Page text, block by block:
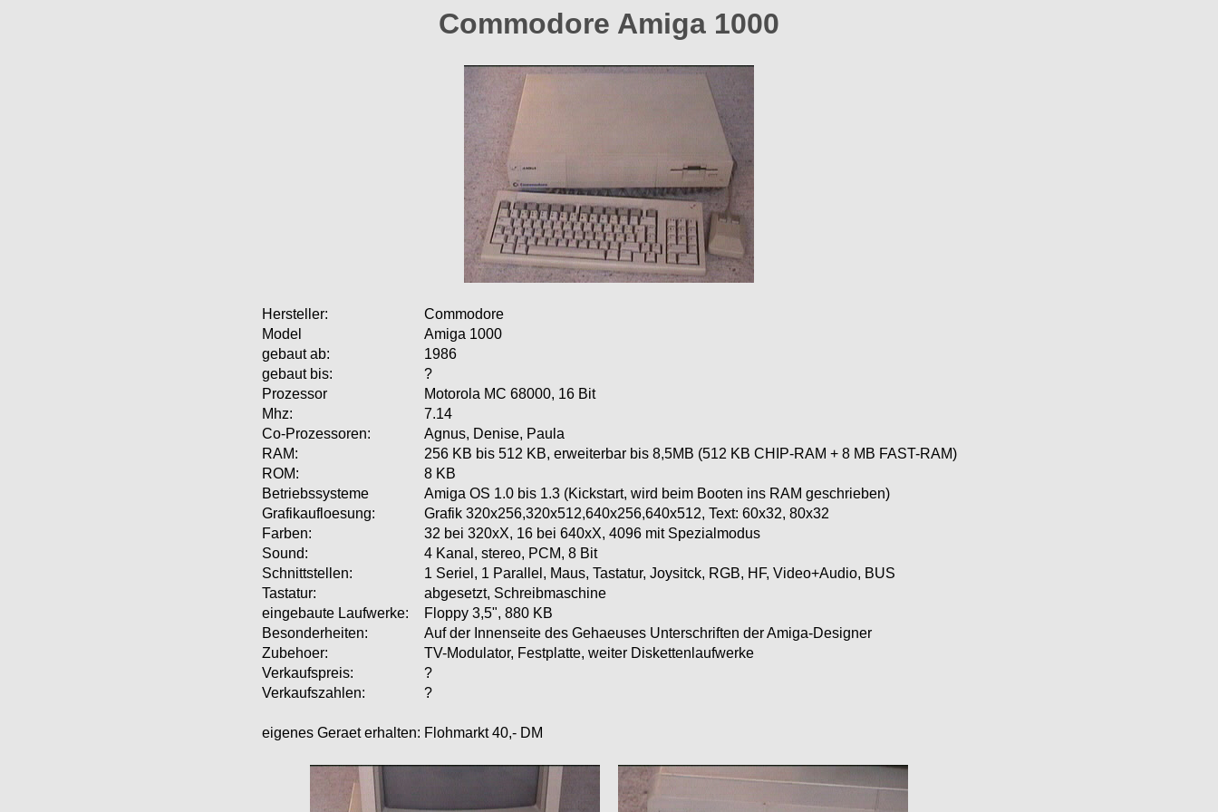
Commodore Amiga 1000
Hersteller:
Commodore
Model
Amiga 1000
gebaut ab:
1986
gebaut bis:
?
Prozessor
Motorola MC 68000, 16 Bit
Mhz:
7.14
Co-Prozessoren:
Agnus, Denise, Paula
RAM:
256 KB bis 512 KB, erweiterbar bis 8,5MB (512 KB CHIP-RAM + 8 MB FAST-RAM)
ROM:
8 KB
Betriebssysteme
Amiga OS 1.0 bis 1.3 (Kickstart, wird beim Booten ins RAM geschrieben)
Grafikaufloesung:
Grafik 320x256,320x512,640x256,640x512, Text: 60x32, 80x32
Farben:
32 bei 320xX, 16 bei 640xX, 4096 mit Spezialmodus
Sound:
4 Kanal, stereo, PCM, 8 Bit
Schnittstellen:
1 Seriel, 1 Parallel, Maus, Tastatur, Joysitck, RGB, HF, Video+Audio, BUS
Tastatur:
abgesetzt, Schreibmaschine
eingebaute Laufwerke:
Floppy 3,5", 880 KB
Besonderheiten:
Auf der Innenseite des Gehaeuses Unterschriften der Amiga-Designer
Zubehoer:
TV-Modulator, Festplatte, weiter Diskettenlaufwerke
Verkaufspreis:
?
Verkaufszahlen:
?
eigenes Geraet erhalten: Flohmarkt 40,- DM